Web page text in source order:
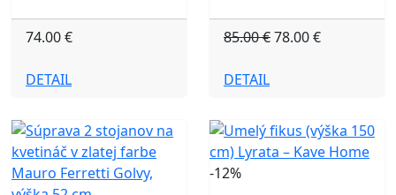
74.00 €
DETAIL
85.00 €78.00 €
DETAIL
-12%